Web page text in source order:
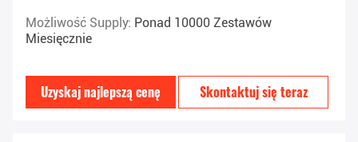
Możliwość Supply: Ponad 10000 Zestawów
Miesięcznie
Uzyskaj najlepszą cenę Skontaktuj się teraz